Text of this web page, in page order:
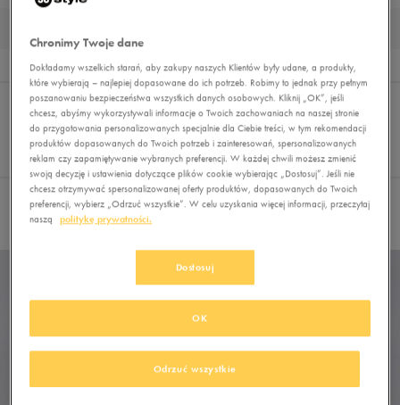
3
Wyniki
Sortuj:
REKOMENDOWANE
FILTRUJ (1)
Pokaż
60
z 3
Wybrane filtry: CAŁOROCZNE Wyczyść filtry
Chronimy Twoje dane
Dokładamy wszelkich starań, aby zakupy naszych Klientów były udane, a produkty,
które wybierają – najlepiej dopasowane do ich potrzeb. Robimy to jednak przy pełnym
poszanowaniu bezpieczeństwa wszystkich danych osobowych. Kliknij „OK”, jeśli
chcesz, abyśmy wykorzystywali informacje o Twoich zachowaniach na naszej stronie
do przygotowania personalizowanych specjalnie dla Ciebie treści, w tym rekomendacji
produktów dopasowanych do Twoich potrzeb i zainteresowań, spersonalizowanych
reklam czy zapamiętywanie wybranych preferencji. W każdej chwili możesz zmienić
swoją decyzję i ustawienia dotyczące plików cookie wybierając „Dostosuj”. Jeśli nie
chcesz otrzymywać spersonalizowanej oferty produktów, dopasowanych do Twoich
preferencji, wybierz „Odrzuć wszystkie”. W celu uzyskania więcej informacji, przeczytaj
naszą
politykę prywatności.
Dostosuj
Odrzuć wszystkie
OK